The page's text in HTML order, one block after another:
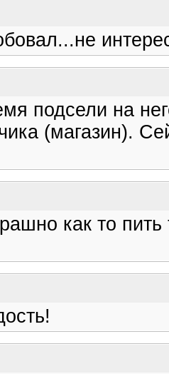
подсели на
(магазин).
как то